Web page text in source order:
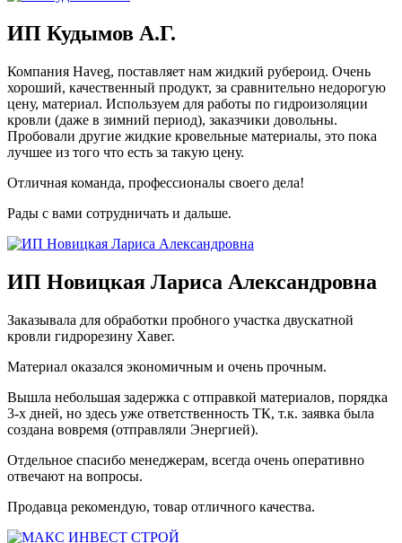
ИП Кудымов А.Г.
Компания Haveg, поставляет нам жидкий рубероид. Очень
хороший, качественный продукт, за сравнительно недорогую
цену, материал. Используем для работы по гидроизоляции
кровли (даже в зимний период), заказчики довольны.
Пробовали другие жидкие кровельные материалы, это пока
лучшее из того что есть за такую цену.
Отличная команда, профессионалы своего дела!
Рады с вами сотрудничать и дальше.
ИП Новицкая Лариса Александровна
Заказывала для обработки пробного участка двускатной
кровли гидрорезину Хавег.
Материал оказался экономичным и очень прочным.
Вышла небольшая задержка с отправкой материалов, порядка
3-х дней, но здесь уже ответственность ТК, т.к. заявка была
создана вовремя (отправляли Энергией).
Отдельное спасибо менеджерам, всегда очень оперативно
отвечают на вопросы.
Продавца рекомендую, товар отличного качества.